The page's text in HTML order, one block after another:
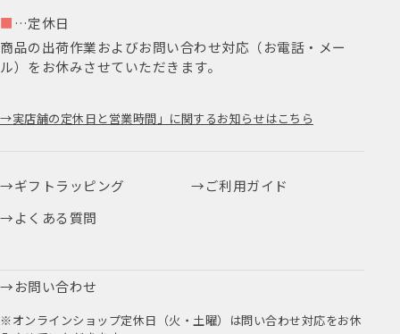
■ …定休日
商品の出荷作業およびお問い合わせ対応（お電話・メー
ル）をお休みさせていただきます。
実店舗の定休日と営業時間」に関するお知らせはこちら
ギフトラッピング
ご利用ガイド
よくある質問
お問い合わせ
※オンラインショップ定休日（火・土曜）は問い合わせ対応をお休